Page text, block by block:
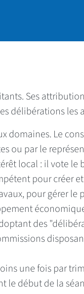
Ses
délibérations les
domaines. Le
ou par le
local : il vote
pour créer
pour gérer
des
une fois par
début de la